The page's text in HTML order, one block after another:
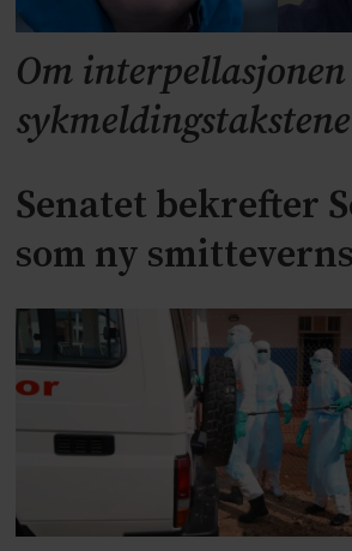
Om interpellasjonen
sykmeldingstakstene
Senatet bekrefter
som ny